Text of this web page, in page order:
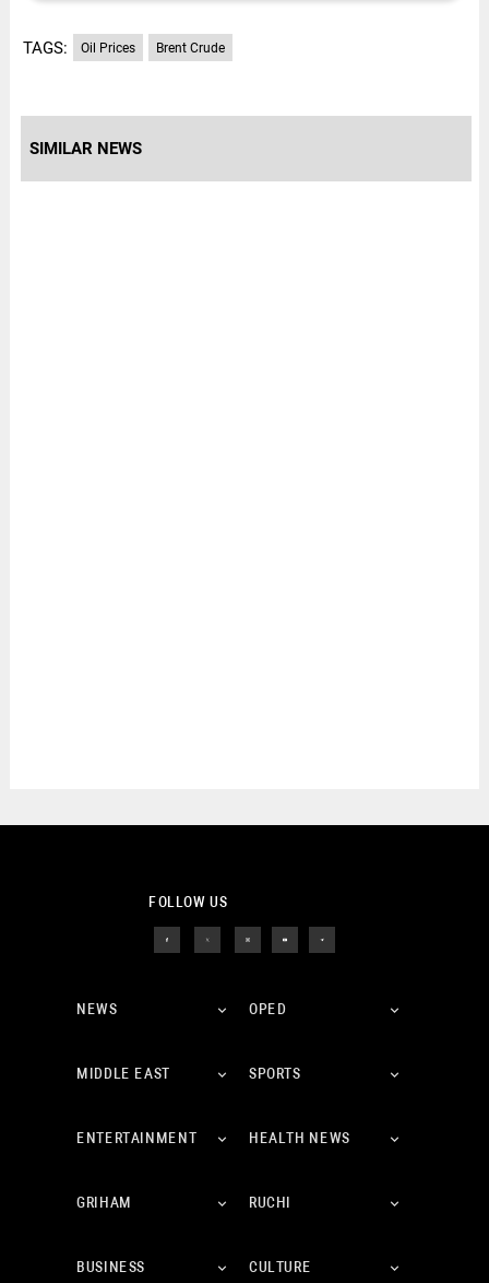
TAGS: Oil Prices Brent Crude
SIMILAR NEWS
FOLLOW US
NEWS OPED
MIDDLE EAST SPORTS
ENTERTAINMENT HEALTH NEWS
GRIHAM RUCHI
BUSINESS CULTURE